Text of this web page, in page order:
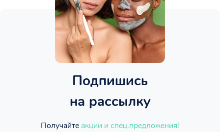
Подпишись
на рассылку
Получайте акции и спец.предложения!